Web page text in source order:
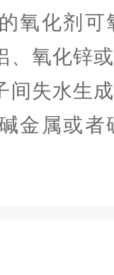
氧化剂
、氧化锌
间失水生
金属或者